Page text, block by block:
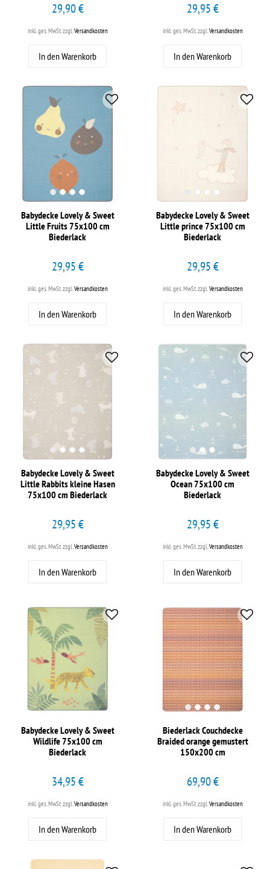
29,90 €
inkl. ges. MwSt.zzgl.Versandkosten
In den Warenkorb
29,95 €
inkl. ges. MwSt.zzgl.Versandkosten
In den Warenkorb
Babydecke Lovely & Sweet
Little Fruits 75x100 cm
Biederlack
29,95 €
inkl. ges. MwSt.zzgl.Versandkosten
In den Warenkorb
Babydecke Lovely & Sweet
Little prince 75x100 cm
Biederlack
29,95 €
inkl. ges. MwSt.zzgl.Versandkosten
In den Warenkorb
Babydecke Lovely & Sweet
Little Rabbits kleine Hasen
75x100 cm Biederlack
29,95 €
inkl. ges. MwSt. zzgl. Versandkosten
In den Warenkorb
Babydecke Lovely & Sweet
Ocean 75x100 cm
Biederlack
29,95 €
inkl. ges. MwSt. zzgl. Versandkosten
In den Warenkorb
Babydecke Lovely & Sweet
Wildlife 75x100 cm
Biederlack
34,95 €
inkl. ges. MwSt.zzgl.Versandkosten
In den Warenkorb
Biederlack Couchdecke
Braided orange gemustert
150x200 cm
69,90 €
inkl. ges. MwSt.zzgl.Versandkosten
In den Warenkorb